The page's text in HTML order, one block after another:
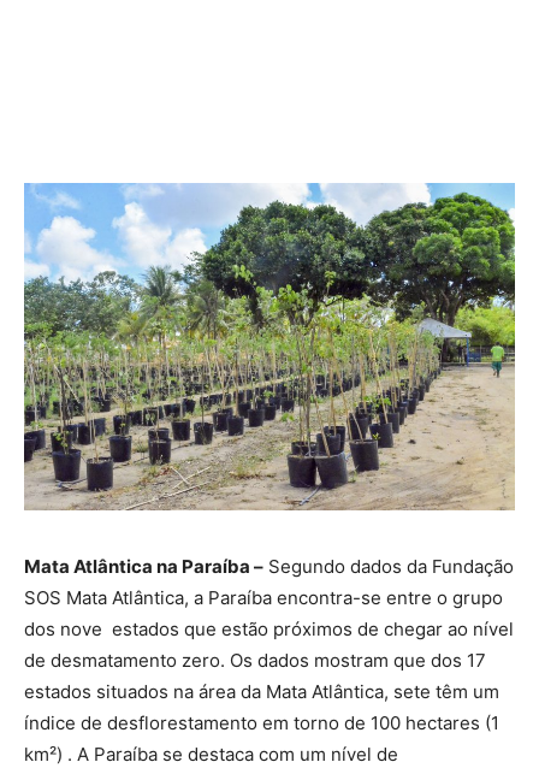
Mata Atlântica na Paraíba – Segundo dados da Fundação
SOS Mata Atlântica, a Paraíba encontra-se entre o grupo
dos nove estados que estão próximos de chegar ao nível
de desmatamento zero. Os dados mostram que dos 17
estados situados na área da Mata Atlântica, sete têm um
índice de desflorestamento em torno de 100 hectares (1
km²) . A Paraíba se destaca com um nível de